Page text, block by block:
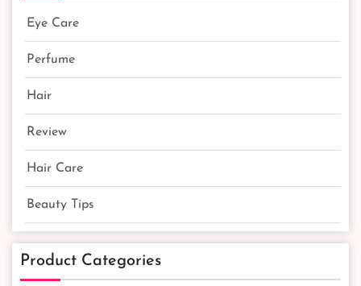
Eye Care
Perfume
Hair
Review
Hair Care
Beauty Tips
Product Categories